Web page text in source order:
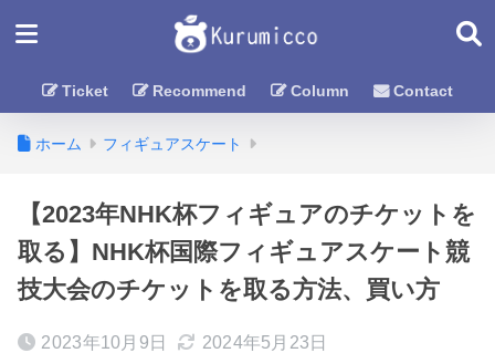
Ticket Recommend Column Contact
ホーム フィギュアスケート
【2023年NHK杯フィギュアのチケットを
取る】NHK杯国際フィギュアスケート競
技大会のチケットを取る方法、買い方
2023年10月9日 2024年5月23日